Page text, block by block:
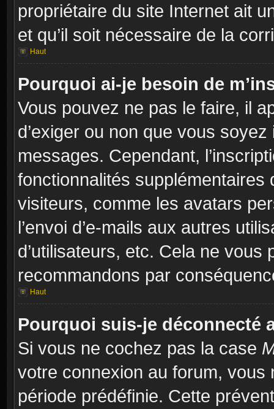
propriétaire du site Internet ait
et qu’il soit nécessaire de la
Haut
Pourquoi ai-je besoin de
Vous pouvez ne pas le faire, il
d’exiger ou non que vous
messages. Cependant,
fonctionnalités
visiteurs, comme les avatars
l’envoi d’e-mails aux autres
d’utilisateurs, etc. Cela ne vous
recommandons par
Haut
Pourquoi suis-je déconnecté
Si vous ne cochez pas la case
votre connexion au forum,
période prédéfinie. Cette